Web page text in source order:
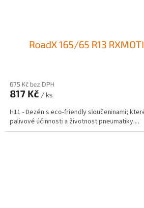
RoadX 165/65 R13
675 Kč bez DPH
817 Kč / ks
H11 - Dezén s eco-friendly sloučeninami;
palivové účinnosti a životnost pneumatiky....